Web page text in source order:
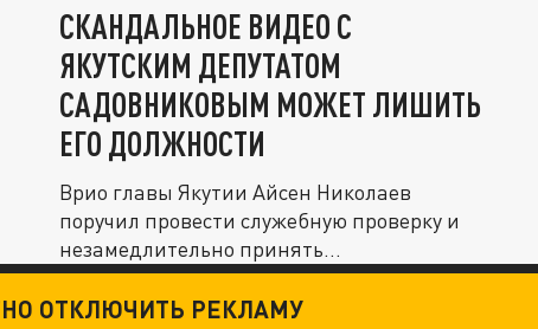
СКАНДАЛЬНОЕ ВИДЕО С
ЯКУТСКИМ ДЕПУТАТОМ
САДОВНИКОВЫМ МОЖЕТ ЛИШИТЬ
ЕГО ДОЛЖНОСТИ
Врио главы Якутии Айсен Николаев
поручил провести служебную проверку и
незамедлительно принять
соответствующие...
ОТКЛЮЧИТЬ РЕКЛАМУ